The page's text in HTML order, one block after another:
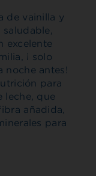
de vainilla y
saludable,
excelente
¡ solo
noche antes!
para
leche, que
añadida,
para